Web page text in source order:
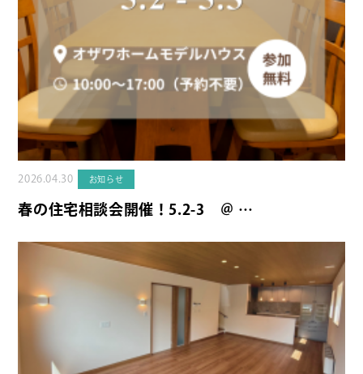
2026.04.30 お知らせ
春の住宅相談会開催！5.2-3 ＠ …